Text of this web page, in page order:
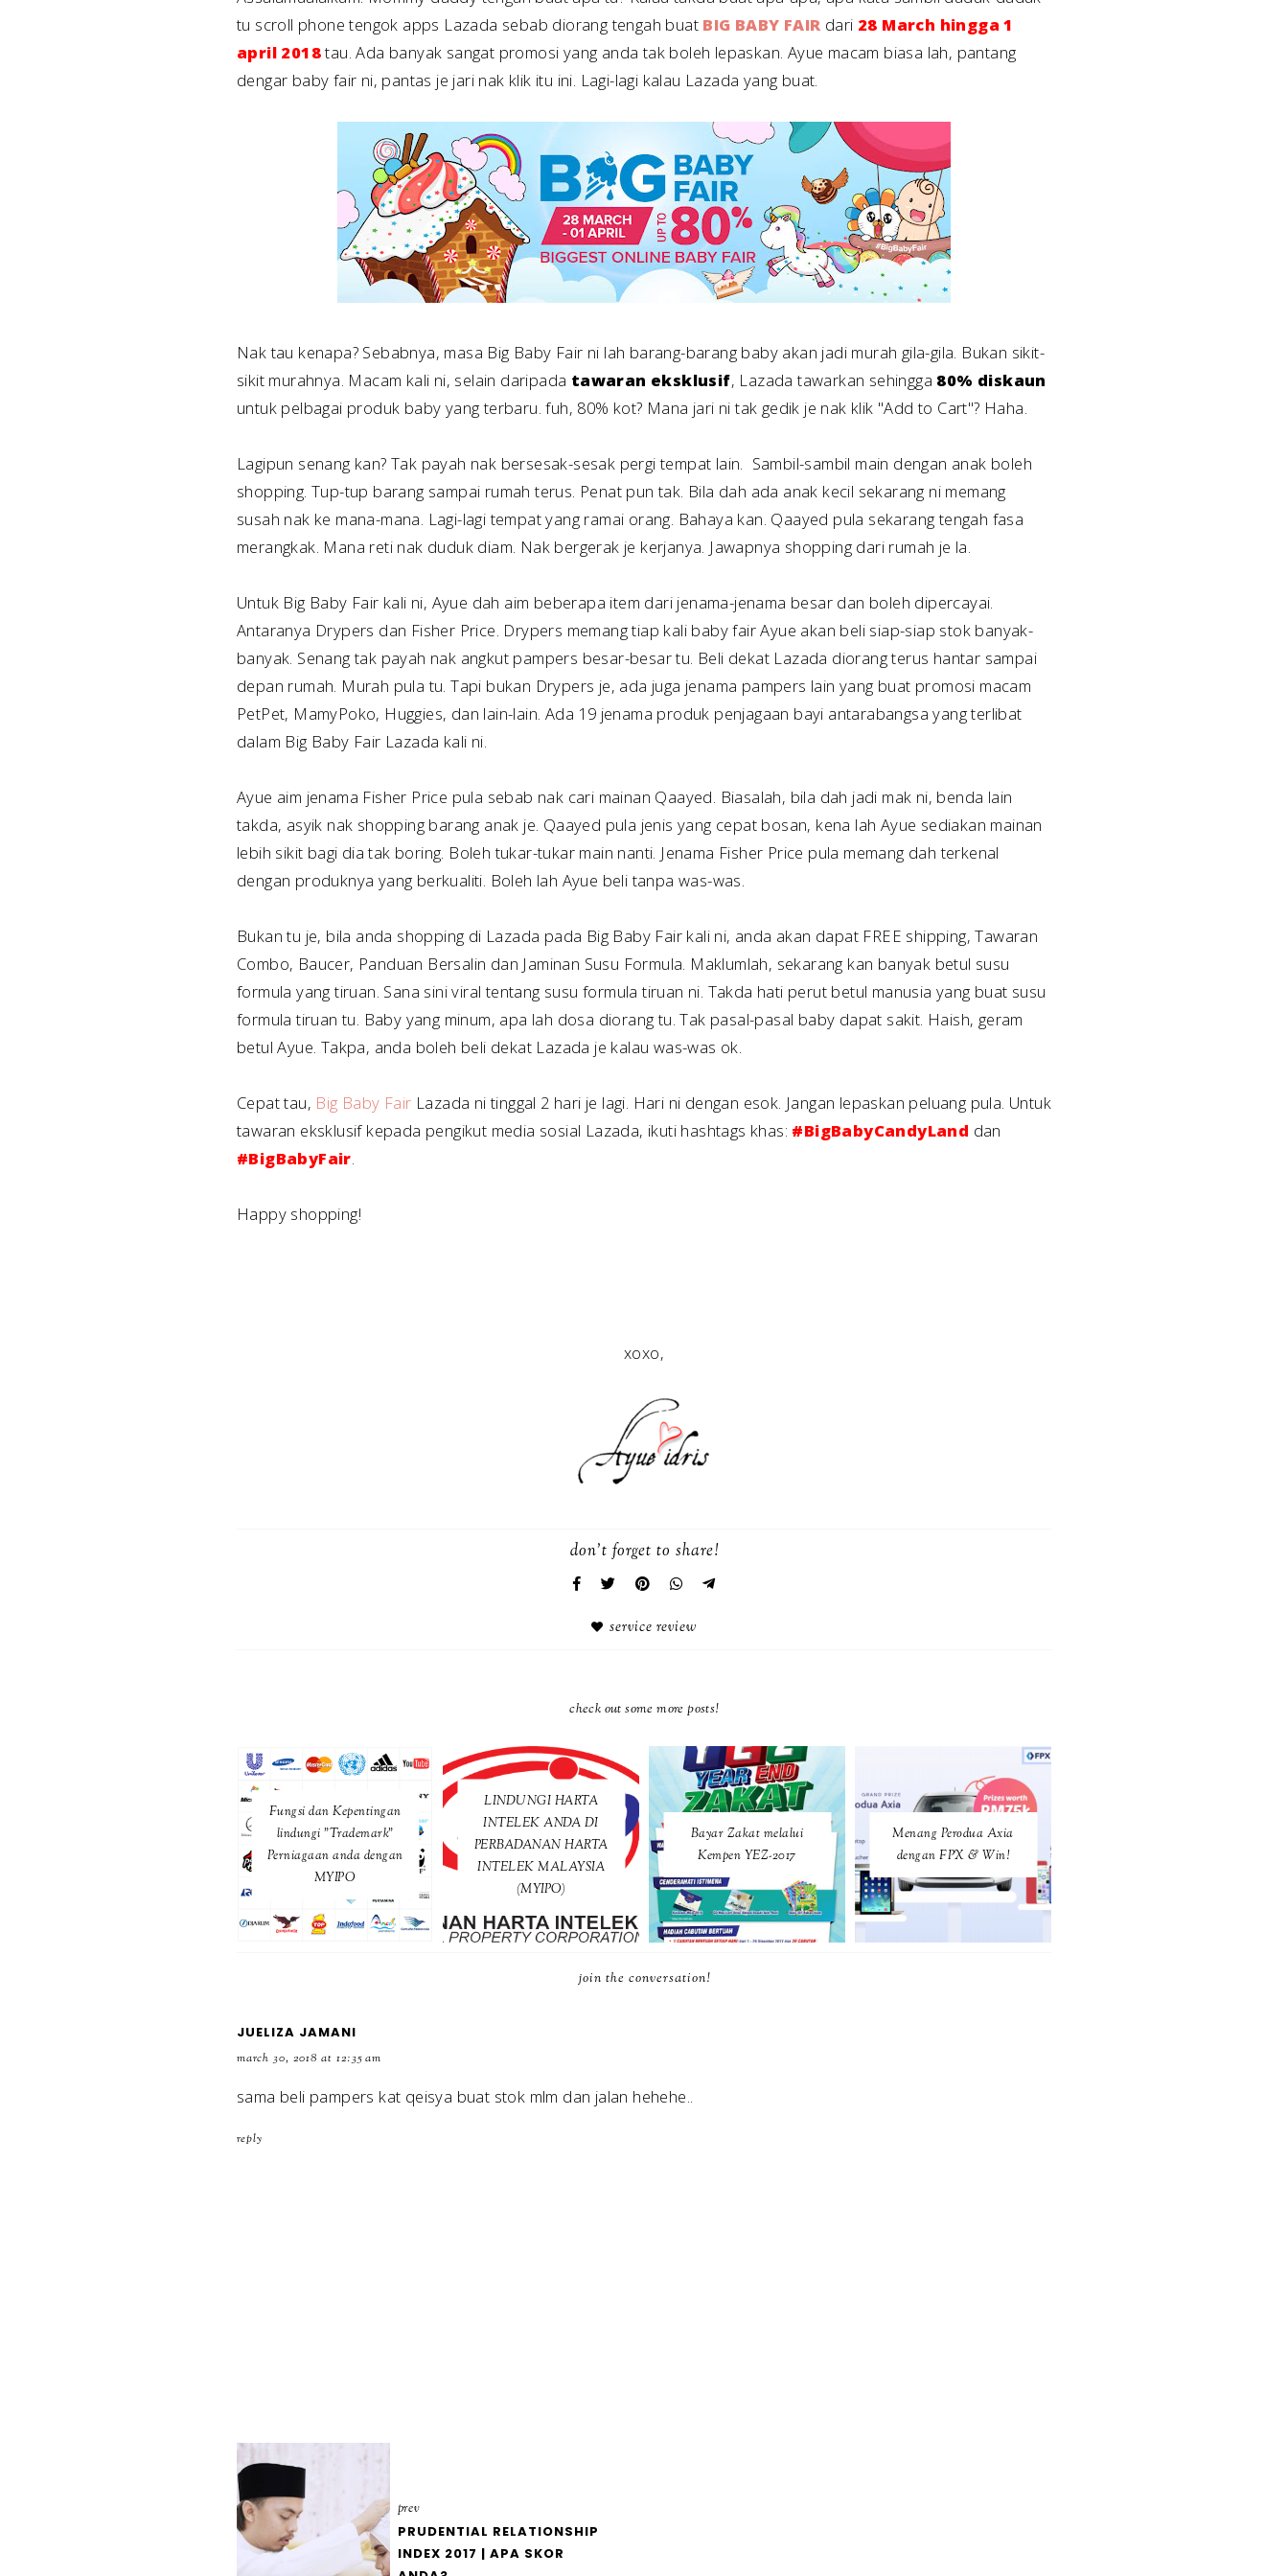
tu scroll phone tengok apps Lazada sebab diorang tengah buat BIG BABY FAIR dari 28 March hingga 1
april 2018tau. Ada banyak sangat promosi yang anda tak boleh lepaskan. Ayue macam biasa lah, pantang
dengar baby fair ni, pantas je jari nak klik itu ini. Lagi-lagi kalau Lazada yang buat.
Nak tau kenapa? Sebabnya, masa Big Baby Fair ni lah barang-barang baby akan jadi murah gila-gila. Bukan sikit-
sikit murahnya. Macam kali ni, selain daripada tawaran eksklusif, Lazada tawarkan sehingga 80% diskaun
untuk pelbagai produk baby yang terbaru. fuh, 80% kot? Mana jari ni tak gedik je nak klik "Add to Cart"? Haha.
Lagipun senang kan? Tak payah nak bersesak-sesak pergi tempat lain. Sambil-sambil main dengan anak boleh
shopping. Tup-tup barang sampai rumah terus. Penat pun tak. Bila dah ada anak kecil sekarang ni memang
susah nak ke mana-mana. Lagi-lagi tempat yang ramai orang. Bahaya kan. Qaayed pula sekarang tengah fasa
merangkak. Mana reti nak duduk diam. Nak bergerak je kerjanya. Jawapnya shopping dari rumah je la.
Untuk Big Baby Fair kali ni, Ayue dah aim beberapa item dari jenama-jenama besar dan boleh dipercayai.
Antaranya Drypers dan Fisher Price. Drypers memang tiap kali baby fair Ayue akan beli siap-siap stok banyak-
banyak. Senang tak payah nak angkut pampers besar-besar tu. Beli dekat Lazada diorang terus hantar sampai
depan rumah. Murah pula tu. Tapi bukan Drypers je, ada juga jenama pampers lain yang buat promosi macam
PetPet, MamyPoko, Huggies, dan lain-lain. Ada 19 jenama produk penjagaan bayi antarabangsa yang terlibat
dalam Big Baby Fair Lazada kali ni.
Ayue aim jenama Fisher Price pula sebab nak cari mainan Qaayed. Biasalah, bila dah jadi mak ni, benda lain
takda, asyik nak shopping barang anak je. Qaayed pula jenis yang cepat bosan, kena lah Ayue sediakan mainan
lebih sikit bagi dia tak boring. Boleh tukar-tukar main nanti. Jenama Fisher Price pula memang dah terkenal
dengan produknya yang berkualiti. Boleh lah Ayue beli tanpa was-was.
Bukan tu je, bila anda shopping di Lazada pada Big Baby Fair kali ni, anda akan dapat FREE shipping, Tawaran
Combo, Baucer, Panduan Bersalin dan Jaminan Susu Formula. Maklumlah, sekarang kan banyak betul susu
formula yang tiruan. Sana sini viral tentang susu formula tiruan ni. Takda hati perut betul manusia yang buat susu
formula tiruan tu. Baby yang minum, apa lah dosa diorang tu. Tak pasal-pasal baby dapat sakit. Haish, geram
betul Ayue. Takpa, anda boleh beli dekat Lazada je kalau was-was ok.
Cepat tau, Big Baby Fair Lazada ni tinggal 2 hari je lagi. Hari ni dengan esok. Jangan lepaskan peluang pula. Untuk
tawaran eksklusif kepada pengikut media sosial Lazada, ikuti hashtags khas: #BigBabyCandyLand dan
#BigBabyFair.
Happy shopping!
xoxo,
don't forget to share!
service review
check out some more posts!
Fungsi dan Kepentingan
lindungi "Trademark"
Perniagaan anda dengan
MYIPO
LINDUNGI HARTA
INTELEK ANDA DI
PERBADANAN HARTA
INTELEK MALAYSIA
(MYIPO)
Bayar Zakat melalui
Kempen YEZ-2017
Menang Perodua Axia
dengan FPX & Win!
join the conversation!
JUELIZA JAMANI
march 30, 2018 at 12:35 am
sama beli pampers kat qeisya buat stok mlm dan jalan hehehe..
reply
prev
PRUDENTIAL RELATIONSHIP
INDEX 2017 | APA SKOR